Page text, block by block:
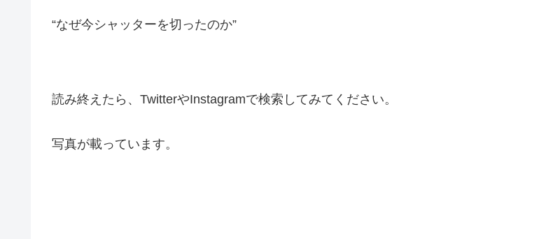
“なぜ今シャッターを切ったのか”
読み終えたら、TwitterやInstagramで検索してみてください。
写真が載っています。